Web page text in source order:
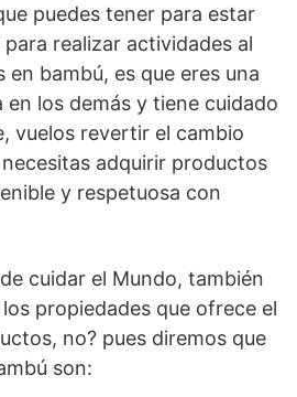
puedes tener para estar
realizar actividades al
bambú, es que eres una
en los demás y tiene cuidado
vuelos revertir el cambio
adquirir productos
y respetuosa con
cuidar el Mundo, también
propiedades que ofrece el
no? pues diremos que
son: